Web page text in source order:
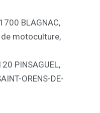
BLAGNAC,
de motoculture,
PINSAGUEL,
ORENS-DE-